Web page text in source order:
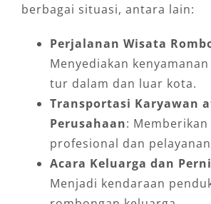
berbagai situasi, antara lain:
Perjalanan Wisata
Menyediakan
tur dalam dan luar kota.
Transportasi Karyawan
Perusahaan: Memberikan
profesional dan
Acara Keluarga dan
Menjadi kendaraan